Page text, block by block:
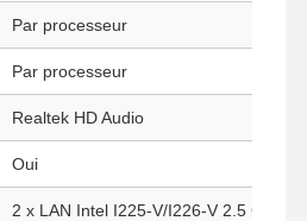
Par processeur
Par processeur
Realtek HD Audio
Oui
2 x LAN Intel I225-V/I226-V 2.5 Gigabit